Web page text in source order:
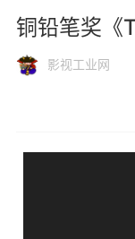
铜铅笔奖《
影视工业网